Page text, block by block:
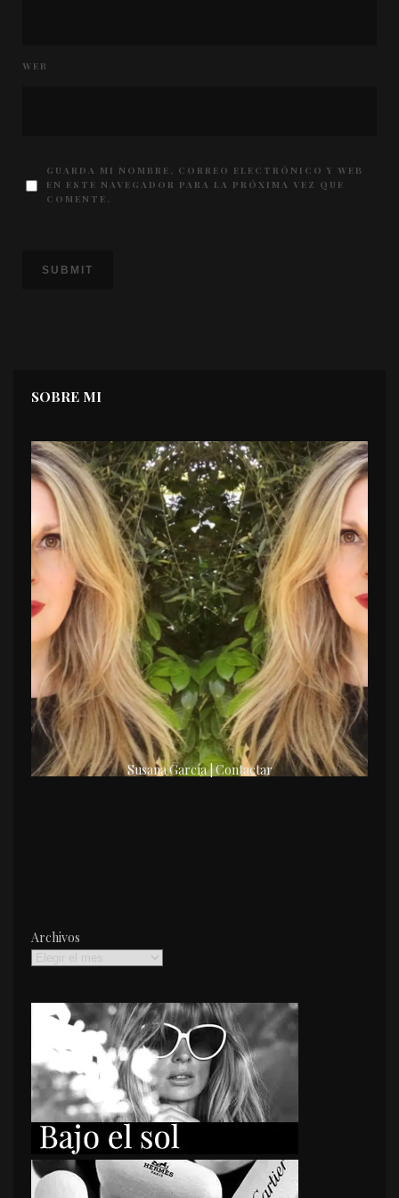
WEB
GUARDA MI NOMBRE, CORREO ELECTRÓNICO Y WEB
EN ESTE NAVEGADOR PARA LA PRÓXIMA VEZ QUE
COMENTE.
SOBRE MI
Susana García | Contactar
Archivos